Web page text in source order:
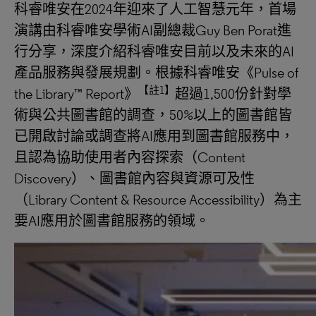
科睿唯安在2024年迎來了人工智慧元年，首場
演講由科睿唯安學術AI副總裁Guy Ben Porat進
行分享，深度介紹科睿唯安目前以及未來的AI
產品服務與發展規劃。根據科睿唯安《Pulse of
the Library™ Report》
【註1】 超過1,500份針對學
術與公共圖書館的調查，50%以上的圖書館皆
已開啟討論或調查將AI應用到圖書館服務中，
且認為協助使用者內容探索（Content
Discovery）、圖書館內容與資源可及性
（Library Content & Resource Accessibility）為主
要AI應用於圖書館服務的領域。